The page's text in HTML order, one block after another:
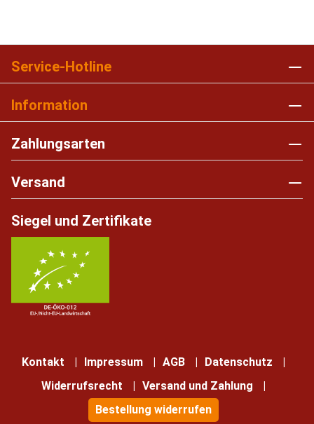
Service-Hotline
Information
Zahlungsarten
Versand
Siegel und Zertifikate
Kontakt Impressum AGB
Datenschutz
Widerrufsrecht
Versand und Zahlung
Bestellung widerrufen